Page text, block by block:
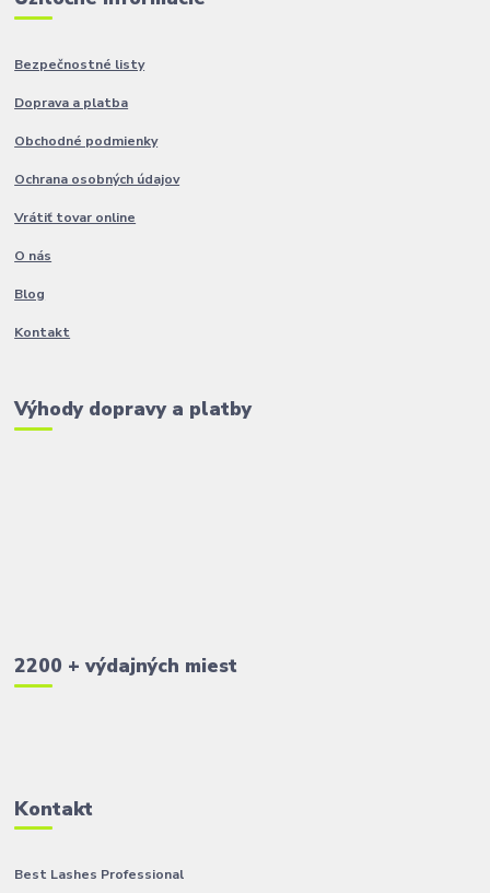
Bezpečnostné listy
Doprava a platba
Obchodné podmienky
Ochrana osobných údajov
Vrátiť tovar online
O nás
Blog
Kontakt
Výhody dopravy a platby
2200 + výdajných miest
Kontakt
Best Lashes Professional